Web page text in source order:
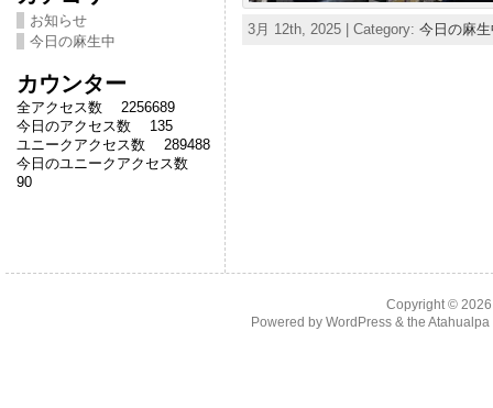
お知らせ
今日の麻生中
カウンター
全アクセス数 2256689
今日のアクセス数 135
ユニークアクセス数 289488
今日のユニークアクセス数
90
3月 12th, 2025 | Category: 今日の麻
Copyright ©
Powered by WordPress& the Atahualpa